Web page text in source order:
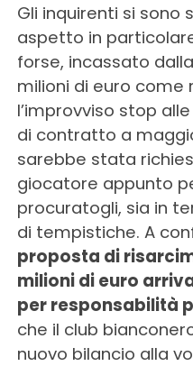
Gli inquirenti si sono
aspetto in
forse, incassato
milioni di euro
l’improvviso stop
di contratto a
sarebbe stata
giocatore appunto
procuratogli, sia in
di tempistiche. A
proposta di
milioni di euro
per responsabilità
che il club
nuovo bilancio alla